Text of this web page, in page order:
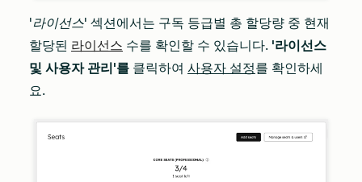
'라이선스' 섹션에서는 구독 등급별 총 할당량 중 현재
할당된 라이선스 수를 확인할 수 있습니다. '라이선스
및 사용자 관리'를 클릭하여 사용자 설정를 확인하세
요.